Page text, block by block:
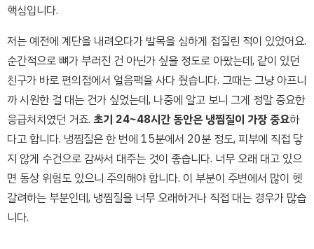
핵심입니다.
저는 예전에 계단을 내려오다가 발목을 심하게 접질린 적이 있었어요.
순간적으로 뼈가 부러진 건 아닌가 싶을 정도로 아팠는데, 같이 있던
친구가 바로 편의점에서 얼음팩을 사다 줬습니다. 그때는 그냥 아프니
까 시원한 걸 대는 건가 싶었는데, 나중에 알고 보니 그게 정말 중요한
응급처치였던 거죠. 초기 24~48시간 동안은 냉찜질이 가장 중요하
다고 합니다. 냉찜질은 한 번에 15분에서 20분 정도, 피부에 직접 닿
지 않게 수건으로 감싸서 대주는 것이 좋습니다. 너무 오래 대고 있으
면 동상 위험도 있으니 주의해야 합니다. 이 부분이 주변에서 많이 헷
갈려하는 부분인데, 냉찜질을 너무 오래하거나 직접 대는 경우가 많습
니다.